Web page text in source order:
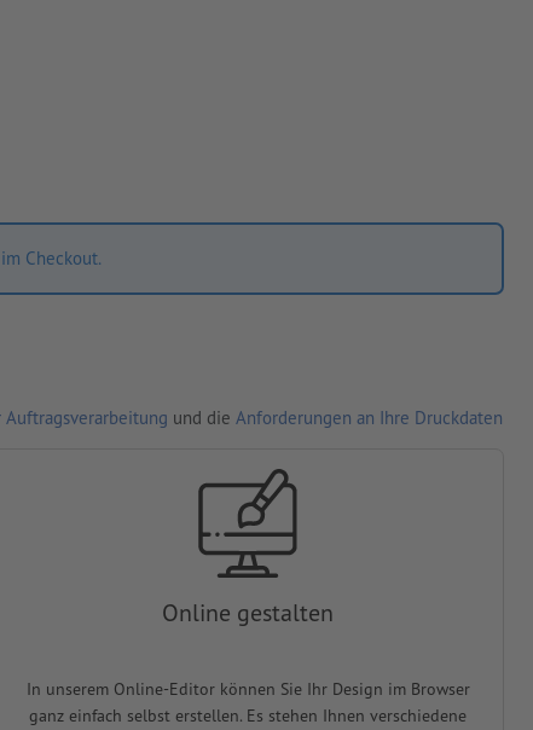
Checkout.
und die Anforderungen an Ihre Druckdaten
Online gestalten
In unserem Online-Editor können Sie Ihr Design im Browser
ganz einfach selbst erstellen. Es stehen Ihnen verschiedene